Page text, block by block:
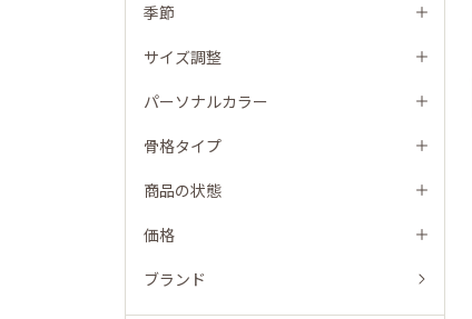
季節
サイズ調整
パーソナルカラー
骨格タイプ
商品の状態
価格
ブランド